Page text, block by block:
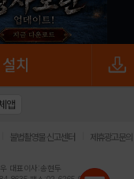
앱
불법촬영물 신고센터 제휴광고문의
대표이사:송현두